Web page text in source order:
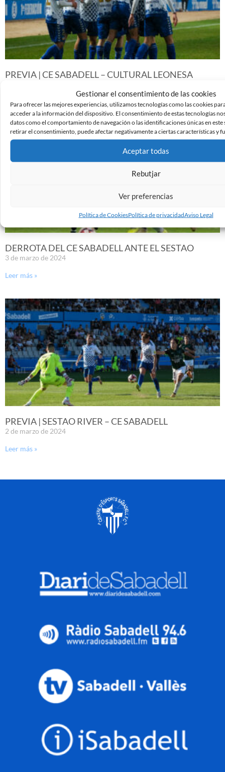
Gestionar el consentimiento de las cookies
Para ofrecer las mejores experiencias, utilizamos tecnologías como las cookies
acceder a la información del dispositivo. El consentimiento de estas tecnologías
datos como el comportamiento de navegación o las identificaciones únicas en
retirar el consentimiento, puede afectar negativamente a ciertas características y
Aceptar todas
Rebutjar
Ver preferencias
Política de CookiesPolítica de privacidadAviso Legal
PREVIA | CE SABADELL – CULTURAL LEONESA
Leer más »
DERROTA DEL CE SABADELL ANTE EL SESTAO
3 de marzo de 2024
Leer más »
PREVIA | SESTAO RIVER – CE SABADELL
2 de marzo de 2024
Leer más »